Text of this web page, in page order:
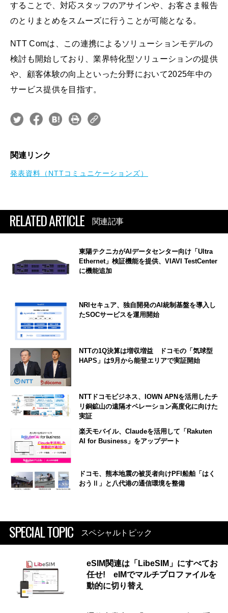
することで、対応スタッフのアサインや、お客さま報告
のとりまとめをスムーズに行うことが可能となる。
NTT Comは、この連携によるソリューションモデルの
検討も開始しており、業界特化型ソリューションの提供
や、顧客体験の向上といった分野において2025年中の
サービス提供を目指す。
関連リンク
発表資料（NTTコミュニケーションズ）
RELATED ARTICLE 関連記事
東陽テクニカがAIデータセンター向け「Ultra
Ethernet」検証機能を提供、VIAVI TestCenter
に機能追加
NRIセキュア、独自開発のAI統制基盤を導入し
たSOCサービスを運用開始
NTTの1Q決算は増収増益 ドコモの「気球型
HAPS」は9月から能登エリアで実証開始
NTTドコモビジネス、IOWN APNを活用したチ
リ銅鉱山の遠隔オペレーション高度化に向けた
実証
楽天モバイル、Claudeを活用して「Rakuten
AI for Business」をアップデート
ドコモ、熊本地震の被災者向けPFI船舶「はく
おうⅡ」と八代港の通信環境を整備
SPECIAL TOPIC スペシャルトピック
eSIM関連は「LibeSIM」にすべてお
任せ! eIMでマルチプロファイルを
動的に切り替え